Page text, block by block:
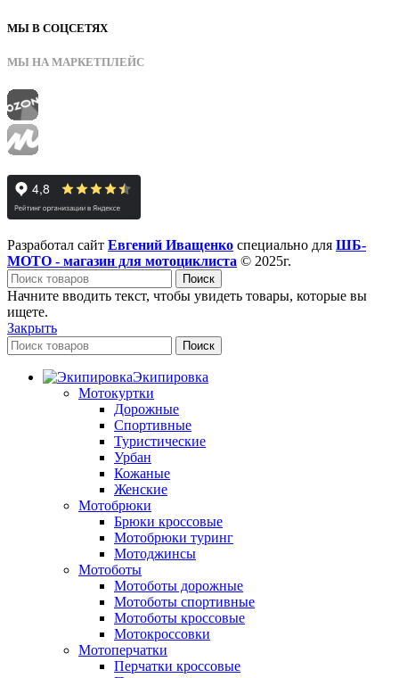
МЫ В СОЦСЕТЯХ
МЫ НА МАРКЕТПЛЕЙС
Разработал сайт Евгений Иващенко специально для ШБ-
МОТО - магазин для мотоциклиста © 2025г.
Поиск
Начните вводить текст, чтобы увидеть товары, которые вы
ищете.
Закрыть
Поиск
Экипировка
Мотокуртки
Дорожные
Спортивные
Туристические
Урбан
Кожаные
Женские
Мотобрюки
Брюки кроссовые
Мотобрюки туринг
Мотоджинсы
Мотоботы
Мотоботы дорожные
Мотоботы спортивные
Мотоботы кроссовые
Мотокроссовки
Мотоперчатки
Перчатки кроссовые